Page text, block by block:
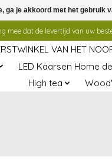
mee dat de levertijd van uw
VAN HET
LED Kaarsen Home
High tea
ga je akkoord met het gebruik